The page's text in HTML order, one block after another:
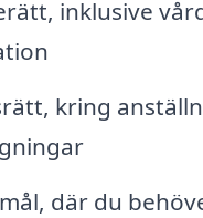
inklusive
kring
där du